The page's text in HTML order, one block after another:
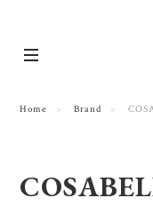
Home Brand